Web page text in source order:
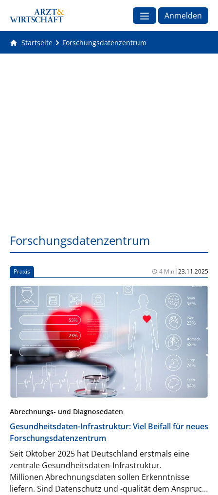
Anmelden
Startseite Forschungsdatenzentrum
Forschungsdatenzentrum
Praxis 4 Min|23.11.2025
Abrechnungs- und Diagnosedaten
Gesundheitsdaten-Infrastruktur: Viel Beifall für neues
Forschungsdatenzentrum
Seit Oktober 2025 hat Deutschland erstmals eine
zentrale Gesundheitsdaten-Infrastruktur.
Millionen Abrechnungsdaten sollen Erkenntnisse
liefern. Sind Datenschutz und -qualität dem Anspruch